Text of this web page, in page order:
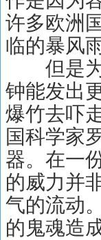
许多欧洲
临的暴风
但是为
钟能发出
爆竹去吓
国科学家
器。在一
的威力并
气的流动
的鬼魂造